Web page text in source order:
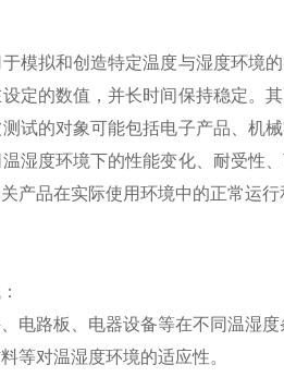
模拟和创造特定温度与湿度环境
定的数值，并长时间保持稳定。
试的对象可能包括电子产品、机
湿度环境下的性能变化、耐受性
产品在实际使用环境中的正常运行
电路板、电器设备等在不同温湿度
等对温湿度环境的适应性。